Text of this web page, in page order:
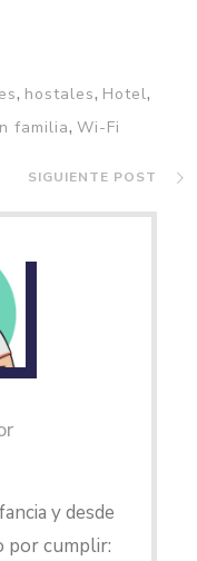
, hostales, Hotel,
familia, Wi-Fi
SIGUIENTE POST
y desde
por cumplir: